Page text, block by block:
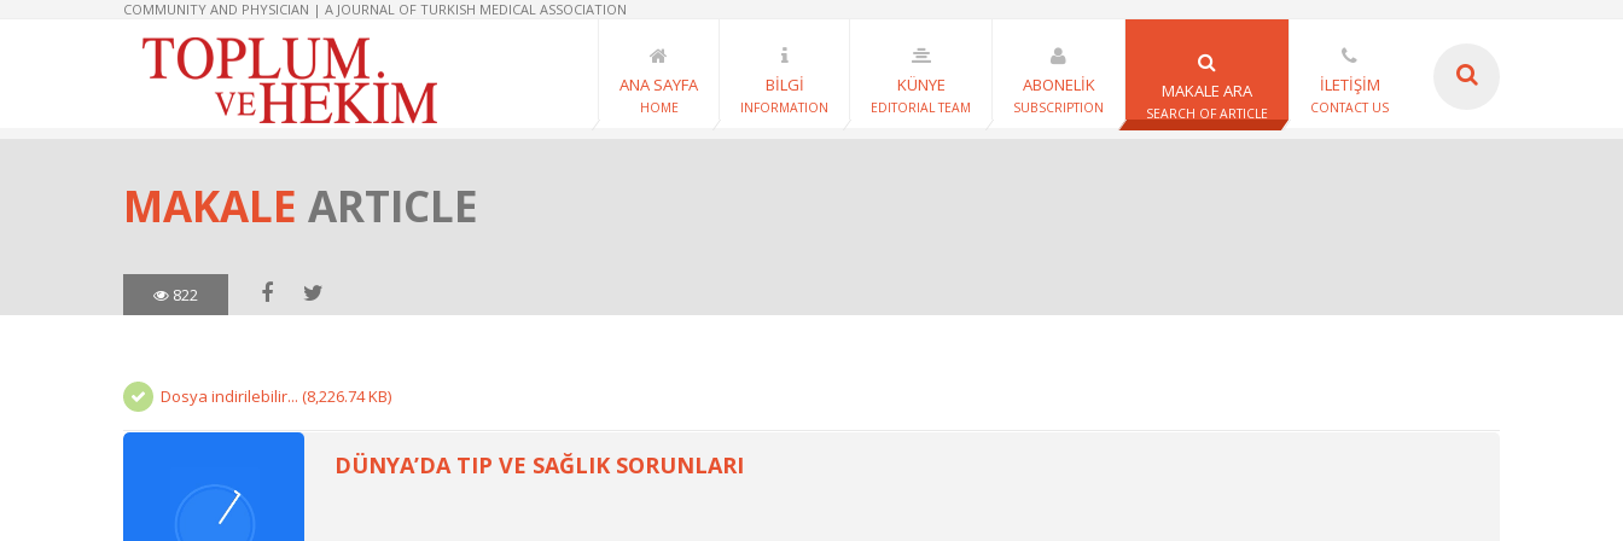
COMMUNITY AND PHYSICIAN | A JOURNAL OF TURKISH MEDICAL ASSOCIATION
ANA SAYFA
HOME
BİLGİ
INFORMATION
KÜNYE
EDITORIAL TEAM
ABONELİK
SUBSCRIPTION
MAKALE ARA
SEARCH OF ARTICLE
İLETİŞİM
CONTACT US
MAKALE ARTICLE
822
Dosya indirilebilir... (8,226.74 KB)
DÜNYA’DA TIP VE SAĞLIK SORUNLARI